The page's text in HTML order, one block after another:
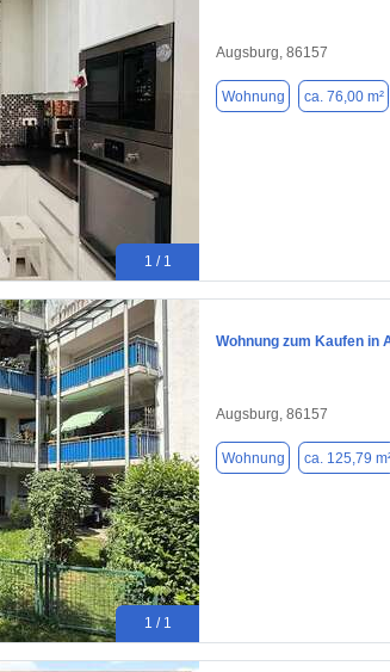
1 / 1
Augsburg, 86157
Wohnung ca. 76,00 m²
1 / 1
Wohnung zum Kaufen in
Augsburg, 86157
Wohnung ca. 125,79